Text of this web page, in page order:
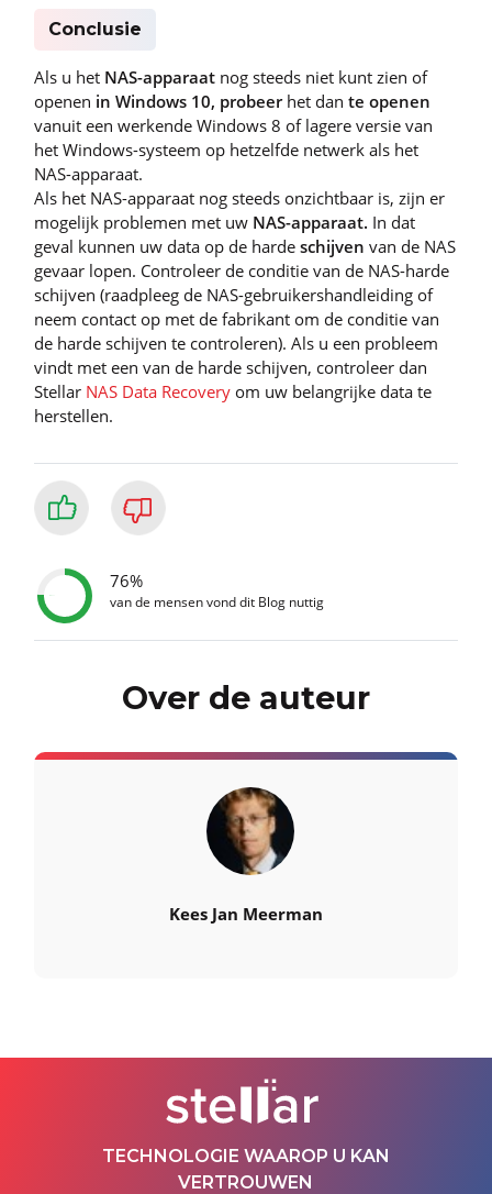
Conclusie
Als u het NAS-apparaat nog steeds niet kunt zien of
openen in Windows 10, probeerhet dan te openen
vanuit een werkende Windows 8 of lagere versie van
het Windows-systeem op hetzelfde netwerk als het
NAS-apparaat.
Als het NAS-apparaat nog steeds onzichtbaar is, zijn er
mogelijk problemen met uw NAS-apparaat. In dat
geval kunnen uw data op de harde schijven van de NAS
gevaar lopen. Controleer de conditie van de NAS-harde
schijven (raadpleeg de NAS-gebruikershandleiding of
neem contact op met de fabrikant om de conditie van
de harde schijven te controleren). Als u een probleem
vindt met een van de harde schijven, controleer dan
Stellar NAS Data Recovery om uw belangrijke data te
herstellen.
76%
van de mensen vond dit Blog nuttig
Over de auteur
Kees Jan Meerman
TECHNOLOGIE WAAROP U KAN
VERTROUWEN